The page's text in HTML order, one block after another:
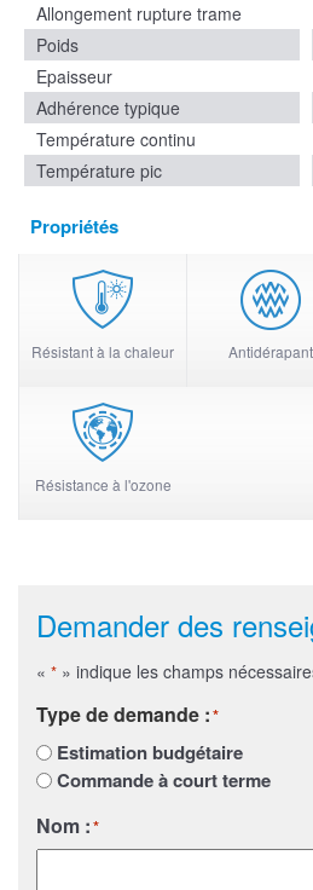
Allongement rupture trame
Poids
Epaisseur
Adhérence typique
Température continu
Température pic
Propriétés
Résistant à la chaleur Antidérapant
Résistance à l'ozone
Demander des
« * » indique les champs
Type de demande :*
Estimation budgétaire
Commande à court terme
Nom :*